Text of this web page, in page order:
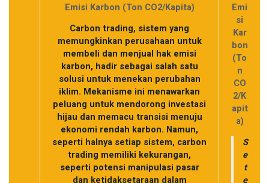
Emisi Karbon (Ton CO2/Kapita)
Carbon trading, sistem yang
memungkinkan perusahaan untuk
membeli dan menjual hak emisi
karbon, hadir sebagai salah satu
solusi untuk menekan perubahan
iklim. Mekanisme ini menawarkan
peluang untuk mendorong investasi
hijau dan memacu transisi menuju
ekonomi rendah karbon. Namun,
seperti halnya setiap sistem, carbon
trading memiliki kekurangan,
seperti potensi manipulasi pasar
dan ketidaksetaraan dalam
Emi
si
Kar
bon
(To
n
CO
2/K
apit
a)
S
e
t
e